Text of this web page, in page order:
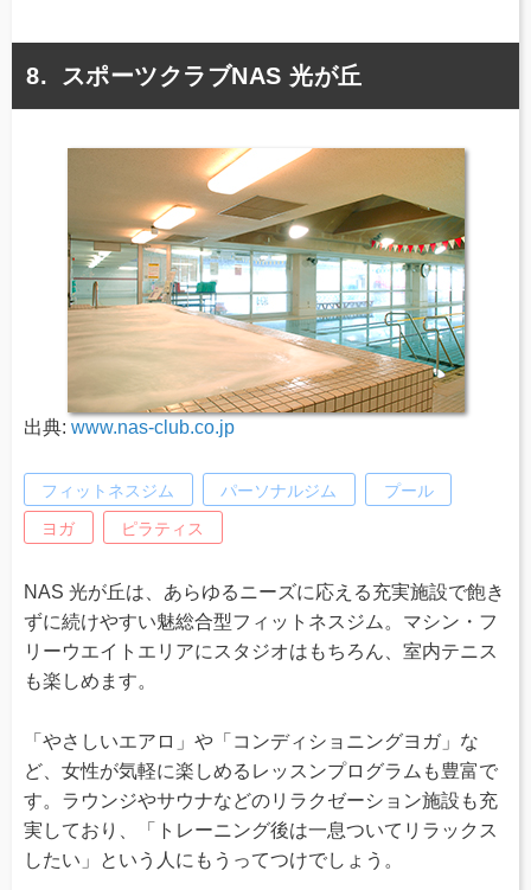
スポーツクラブNAS 光が丘
出典: www.nas-club.co.jp
フィットネスジム パーソナルジム プール
ヨガ ピラティス
NAS 光が丘は、あらゆるニーズに応える充実施設で飽き
ずに続けやすい魅総合型フィットネスジム。マシン・フ
リーウエイトエリアにスタジオはもちろん、室内テニス
も楽しめます。
「やさしいエアロ」や「コンディショニングヨガ」な
ど、女性が気軽に楽しめるレッスンプログラムも豊富で
す。ラウンジやサウナなどのリラクゼーション施設も充
実しており、「トレーニング後は一息ついてリラックス
したい」という人にもうってつけでしょう。